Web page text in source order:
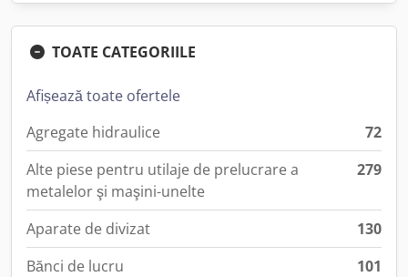
TOATE CATEGORIILE
Afișează toate ofertele
Agregate hidraulice
72
Alte piese pentru utilaje de prelucrare a
metalelor şi maşini-unelte
279
Aparate de divizat
130
Bănci de lucru
101